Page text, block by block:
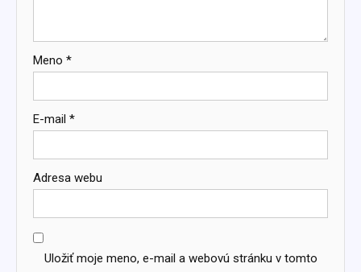
Meno *
E-mail *
Adresa webu
Uložiť moje meno, e-mail a webovú stránku v tomto